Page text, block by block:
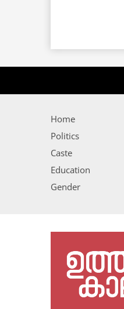
Home
Politics
Caste
Education
Gender